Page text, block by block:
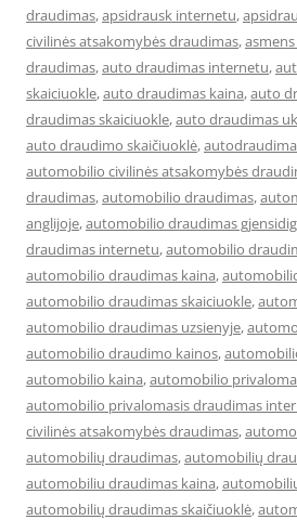
draudimas,apsidrausk internetu,
civilinės atsakomybės draudimas,
draudimas,auto draudimas internetu,
skaiciuokle,auto draudimas kaina,auto
draudimas skaiciuokle,auto draudimas uk
auto draudimo skaičiuoklė,
automobilio civilinės atsakomybės
draudimas,automobilio draudimas,
anglijoje,automobilio draudimas
draudimas internetu,automobilio
automobilio draudimas kaina,
automobilio draudimas skaiciuokle,
automobilio draudimas uzsienyje,
automobilio draudimo kainos,
automobilio kaina,automobilio
automobilio privalomasis draudimas
civilinės atsakomybės draudimas,
automobilių draudimas,automobilių
automobiliu draudimas kaina,
automobilių draudimas skaičiuoklė,